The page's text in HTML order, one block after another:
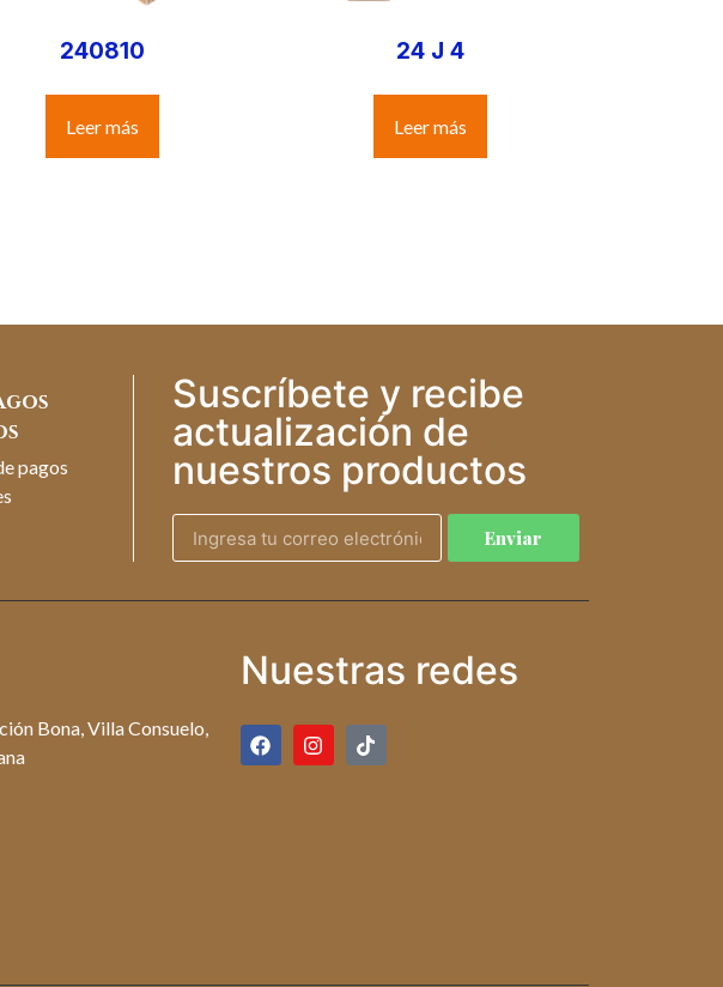
240810
Leer más
24 J 4
Leer más
pagos
Suscríbete y recibe
actualización de
nuestros productos
Enviar
Bona, Villa Consuelo,
Nuestras redes